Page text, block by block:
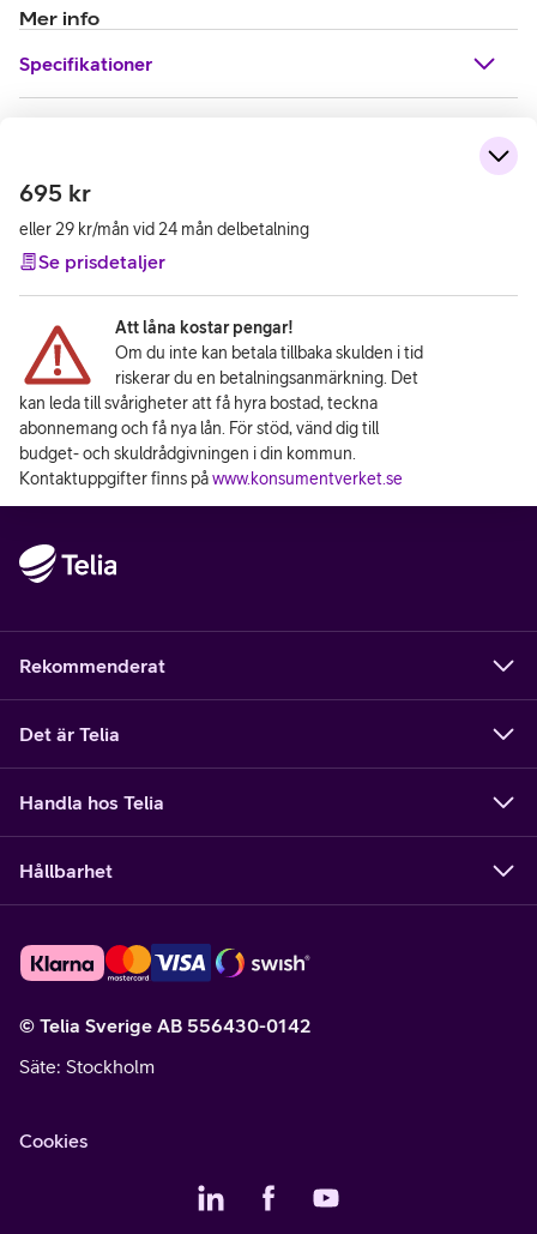
Mer info
Specifikationer
695 kr
eller 29 kr/mån vid 24 mån delbetalning
Se prisdetaljer
Att låna kostar pengar!
Om du inte kan betala tillbaka skulden i tid
riskerar du en betalningsanmärkning. Det
kan leda till svårigheter att få hyra bostad, teckna
abonnemang och få nya lån. För stöd, vänd dig till
budget- och skuldrådgivningen i din kommun.
Kontaktuppgifter finns påwww.konsumentverket.se
Rekommenderat
Det är Telia
Handla hos Telia
Hållbarhet
© Telia Sverige AB 556430-0142
Säte: Stockholm
Cookies